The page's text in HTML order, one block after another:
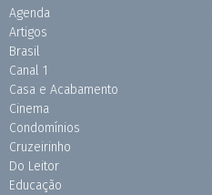
Agenda
Artigos
Brasil
Canal 1
Casa e Acabamento
Cinema
Condomínios
Cruzeirinho
Do Leitor
Educação